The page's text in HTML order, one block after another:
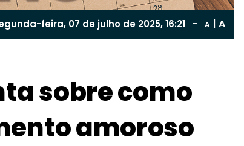
feira, 07 de julho de 2025, 16:21 - A A
sobre como
amoroso